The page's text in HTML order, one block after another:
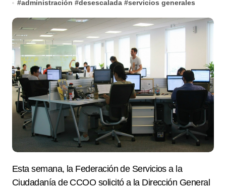
#administración #desescalada #servicios generales
Esta semana, la Federación de Servicios a la
Ciudadanía de CCOO solicitó a la Dirección General